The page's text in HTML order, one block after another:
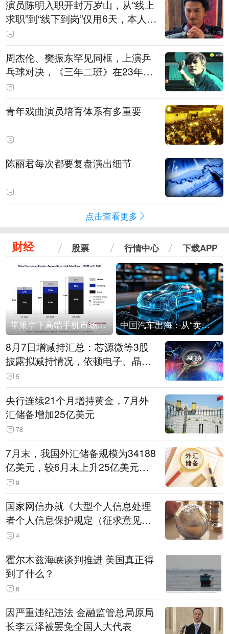
演员陈明入职开封万岁山，从“线上
求职”到“线下到岗”仅用6天，本人发
声
周杰伦、樊振东罕见同框，上演乒
乓球对决，《三年二班》在23年后
迎来了最权威的“男主角”
青年戏曲演员培育体系有多重要
陈丽君每次都要复盘演出细节
点击查看更多
财经 股票 行情中心 下载APP
苹果拿下高端手机市场65%的份额：iPhone 17系列功不可没 中国汽车出海：从“卖出去”到“走进去”
8月7日增减持汇总：芯源微等3股
披露拟减持情况，依顿电子、晶华
微拟增持（表）
5
央行连续21个月增持黄金，7月外
汇储备增加25亿美元
78
7月末，我国外汇储备规模为34188
亿美元，较6月末上升25亿美元，
升幅为0.07%
9
国家网信办就《大型个人信息处理
者个人信息保护规定（征求意见
稿）》公开征求意见
4
霍尔木兹海峡谈判推进 美国真正得
到了什么？
6
因严重违纪违法 金融监管总局原局
长李云泽被罢免全国人大代表